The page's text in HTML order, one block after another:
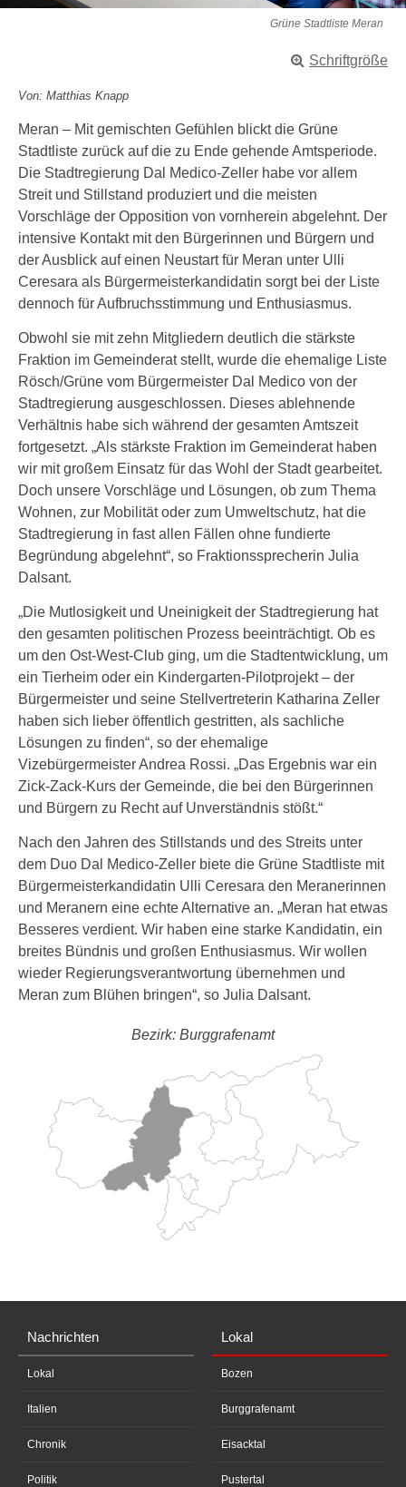
Grüne Stadtliste Meran
Schriftgröße
Von: Matthias Knapp
Meran – Mit gemischten Gefühlen blickt die Grüne
Stadtliste zurück auf die zu Ende gehende Amtsperiode.
Die Stadtregierung Dal Medico-Zeller habe vor allem
Streit und Stillstand produziert und die meisten
Vorschläge der Opposition von vornherein abgelehnt. Der
intensive Kontakt mit den Bürgerinnen und Bürgern und
der Ausblick auf einen Neustart für Meran unter Ulli
Ceresara als Bürgermeisterkandidatin sorgt bei der Liste
dennoch für Aufbruchsstimmung und Enthusiasmus.
Obwohl sie mit zehn Mitgliedern deutlich die stärkste
Fraktion im Gemeinderat stellt, wurde die ehemalige Liste
Rösch/Grüne vom Bürgermeister Dal Medico von der
Stadtregierung ausgeschlossen. Dieses ablehnende
Verhältnis habe sich während der gesamten Amtszeit
fortgesetzt. „Als stärkste Fraktion im Gemeinderat haben
wir mit großem Einsatz für das Wohl der Stadt gearbeitet.
Doch unsere Vorschläge und Lösungen, ob zum Thema
Wohnen, zur Mobilität oder zum Umweltschutz, hat die
Stadtregierung in fast allen Fällen ohne fundierte
Begründung abgelehnt“, so Fraktionssprecherin Julia
Dalsant.
„Die Mutlosigkeit und Uneinigkeit der Stadtregierung hat
den gesamten politischen Prozess beeinträchtigt. Ob es
um den Ost-West-Club ging, um die Stadtentwicklung, um
ein Tierheim oder ein Kindergarten-Pilotprojekt – der
Bürgermeister und seine Stellvertreterin Katharina Zeller
haben sich lieber öffentlich gestritten, als sachliche
Lösungen zu finden“, so der ehemalige
Vizebürgermeister Andrea Rossi. „Das Ergebnis war ein
Zick-Zack-Kurs der Gemeinde, die bei den Bürgerinnen
und Bürgern zu Recht auf Unverständnis stößt.“
Nach den Jahren des Stillstands und des Streits unter
dem Duo Dal Medico-Zeller biete die Grüne Stadtliste mit
Bürgermeisterkandidatin Ulli Ceresara den Meranerinnen
und Meranern eine echte Alternative an. „Meran hat etwas
Besseres verdient. Wir haben eine starke Kandidatin, ein
breites Bündnis und großen Enthusiasmus. Wir wollen
wieder Regierungsverantwortung übernehmen und
Meran zum Blühen bringen“, so Julia Dalsant.
Bezirk: Burggrafenamt
Nachrichten
Lokal
Italien
Chronik
Politik
Lokal
Bozen
Burggrafenamt
Eisacktal
Pustertal